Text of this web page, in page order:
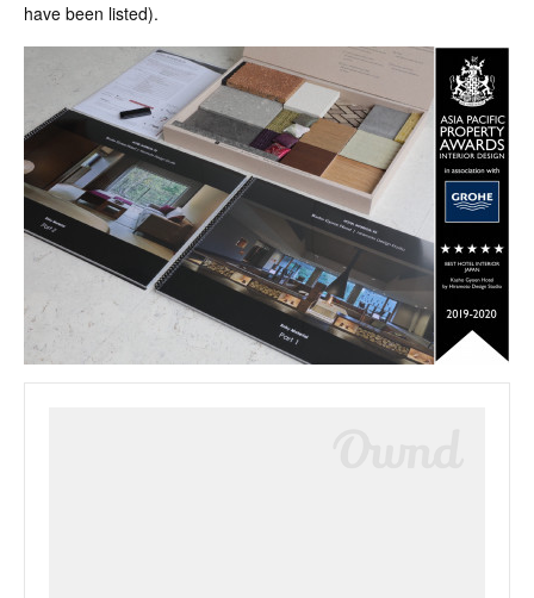
have been listed).